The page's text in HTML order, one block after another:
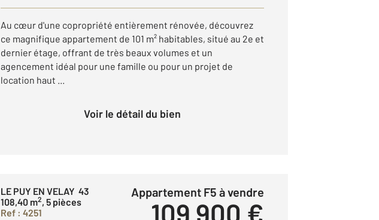
Au cœur d'une copropriété entièrement rénovée, découvrez
ce magnifique appartement de 101 m² habitables, situé au 2e et
dernier étage, offrant de très beaux volumes et un
agencement idéal pour une famille ou pour un projet de
location haut ...
Voir le détail du bien
LE PUY EN VELAY 43
108,40 m2, 5 pièces
Ref : 4251
Appartement F5 à vendre
109 900 €